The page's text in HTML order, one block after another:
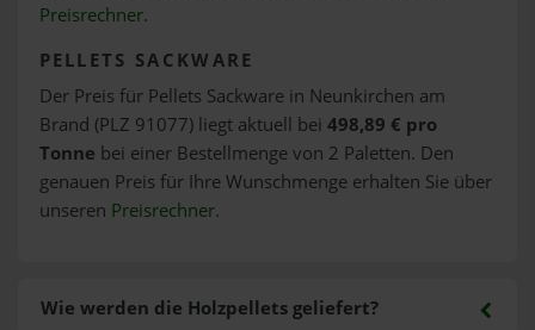
Preisrechner.
PELLETS SACKWARE
Der Preis für Pellets Sackware in Neunkirchen am
Brand (PLZ 91077) liegt aktuell bei 498,89 € pro
Tonne bei einer Bestellmenge von 2 Paletten. Den
genauen Preis für Ihre Wunschmenge erhalten Sie über
unseren Preisrechner.
Wie werden die Holzpellets geliefert?